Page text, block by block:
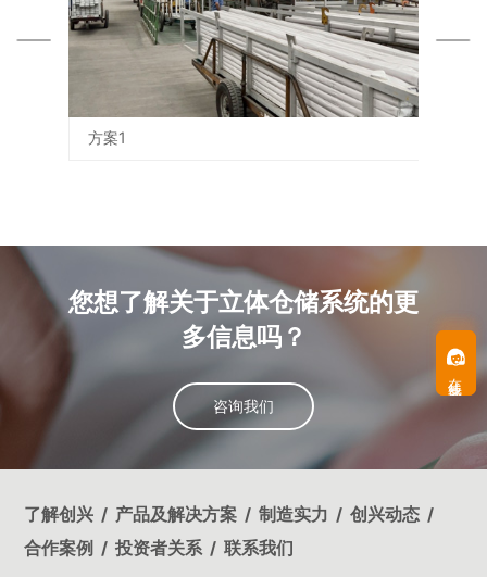
方案1
您想了解关于立体仓储系统的更
多信息吗？
咨询我们
了解创兴 产品及解决方案 制造实力
创兴动态
合作案例
投资者关系 联系我们